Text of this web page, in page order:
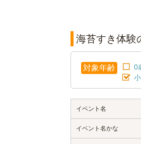
海苔すき体験
対象年齢 0
イベント名
イベント名かな